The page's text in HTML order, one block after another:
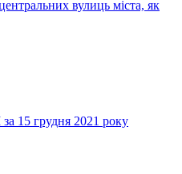
вулиць міста, як
15 грудня 2021 року